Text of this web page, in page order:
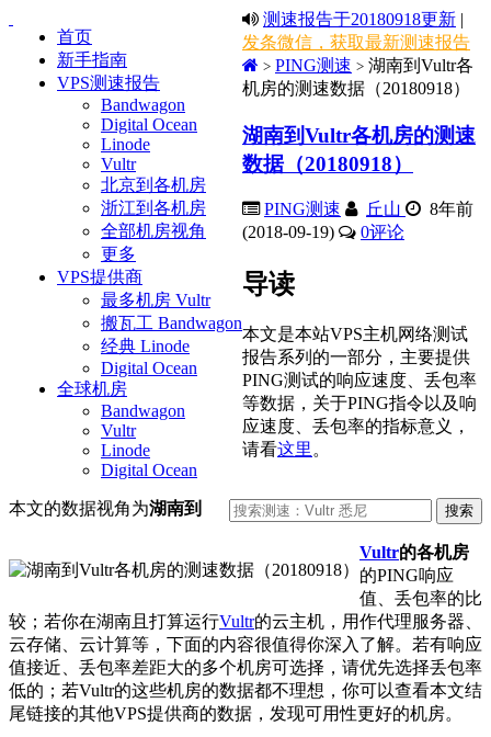
首页
新手指南
VPS测速报告
Bandwagon
Digital Ocean
Linode
Vultr
北京到各机房
浙江到各机房
全部机房视角
更多
VPS提供商
最多机房 Vultr
搬瓦工 Bandwagon
经典 Linode
Digital Ocean
全球机房
Bandwagon
Vultr
Linode
Digital Ocean
测速报告于20180918更新 |
发条微信，获取最新测速报告
> PING测速 > 湖南到Vultr各
机房的测速数据（20180918）
湖南到Vultr各机房的测速
数据（20180918）
PING测速 丘山
8年前
(2018-09-19)
0评论
导读
本文是本站VPS主机网络测试
报告系列的一部分，主要提供
PING测试的响应速度、丢包率
等数据，关于PING指令以及响
应速度、丢包率的指标意义，
请看这里 。
本文的数据视角为湖南到
Vultr的各机房
的PING响应
值、丢包率的比
较；若你在湖南且打算运行Vultr的云主机，用作代理服务器、
云存储、云计算等，下面的内容很值得你深入了解。若有响应
值接近、丢包率差距大的多个机房可选择，请优先选择丢包率
低的；若Vultr的这些机房的数据都不理想，你可以查看本文结
尾链接的其他VPS提供商的数据，发现可用性更好的机房。